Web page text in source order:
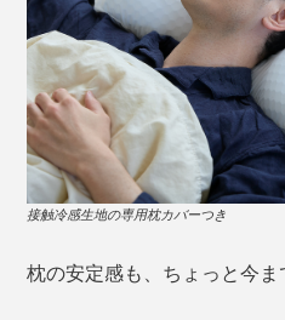
接触冷感生地の専用枕カバーつき
枕の安定感も、ちょっと今ま